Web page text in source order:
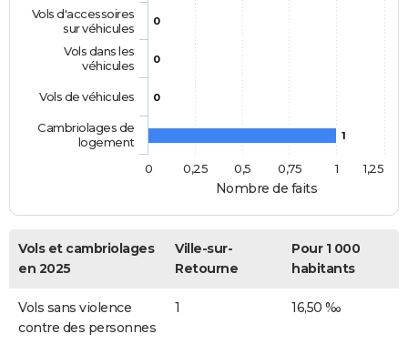
Nombre de faits
0
0
0
1
Vols d'accessoires
sur véhicules
Vols dans les
véhicules
Vols de véhicules
Cambriolages de
logement
0
1
0,25 0,5 0,75 1,25
Vols et cambriolages
en 2025
Ville-sur-
Retourne
Pour 1 000
habitants
Vols sans violence
contre des personnes
1 16,50 ‰